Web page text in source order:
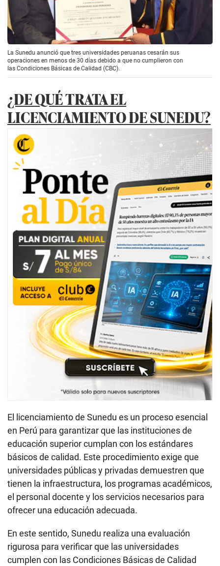
La Sunedu anunció que tres universidades peruanas cesarán sus
operaciones en menos de 30 días debido a que no cumplieron con
las Condiciones Básicas de Calidad (CBC).
¿DE QUÉ TRATA EL
LICENCIAMIENTO DE SUNEDU?
El licenciamiento de Sunedu es un proceso esencial
en Perú para garantizar que las instituciones de
educación superior cumplan con los estándares
básicos de calidad. Este procedimiento exige que
universidades públicas y privadas demuestren que
tienen la infraestructura, los programas académicos,
el personal docente y los servicios necesarios para
ofrecer una educación adecuada.
En este sentido, Sunedu realiza una evaluación
rigurosa para verificar que las universidades
cumplen con las Condiciones Básicas de Calidad